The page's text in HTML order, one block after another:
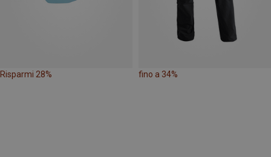
Risparmi 28% fino a 34%